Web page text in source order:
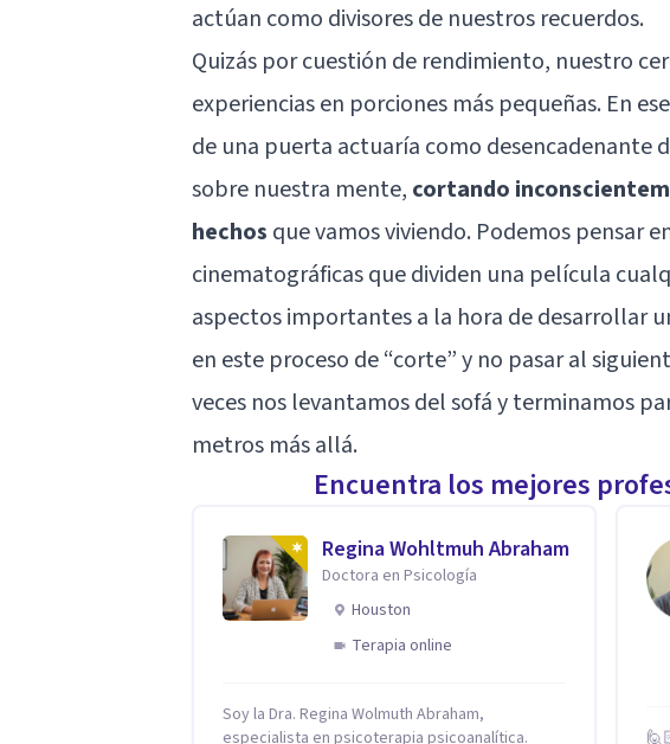
actúan como divisores de nuestros recuerdos.
Quizás por cuestión de rendimiento, nuestro
experiencias en porciones más pequeñas. En
de una puerta actuaría como desencadenante
sobre nuestra mente, cortando
hechos que vamos viviendo. Podemos pensar
cinematográficas que dividen una película
aspectos importantes a la hora de desarrollar
en este proceso de “corte” y no pasar al
veces nos levantamos del sofá y terminamos
metros más allá.
Encuentra los mejores
Regina Wohltmuh Abraham
Doctora en Psicología
Houston
Terapia online
Soy la Dra. Regina Wolmuth Abraham,
especialista en psicoterapia psicoanalítica.